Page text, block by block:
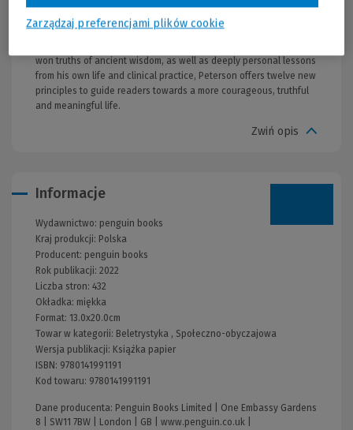
Peterson reminds us that there are sources of strength on which
we can all draw: insights borrowed from psychology, philosophy,
won truths of ancient wisdom, as well as deeply personal lessons
from his own life and clinical practice, Peterson offers twelve new
principles to guide readers towards a more courageous, truthful
and meaningful life.
Zwiń opis
Informacje
Wydawnictwo: penguin books
Kraj produkcji: Polska
Producent: penguin books
Rok publikacji: 2022
Liczba stron: 432
Okładka: miękka
Format: 13.0x20.0cm
Towar w kategorii: Beletrystyka , Społeczno-obyczajowa
Wersja publikacji: Książka papier
ISBN: 9780141991191
Kod towaru: 9780141991191
Dane producenta: Penguin Books Limited | One Embassy Gardens
8 | SW11 7BW | London | GB | www.penguin.co.uk
Zarządzaj preferencjami plików cookie